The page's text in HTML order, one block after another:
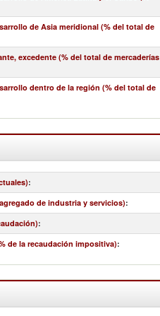
de Asia meridional (% del total de
excedente (% del total de mercaderías
dentro de la región (% del total de
:
de industria y servicios):
:
de la recaudación impositiva):